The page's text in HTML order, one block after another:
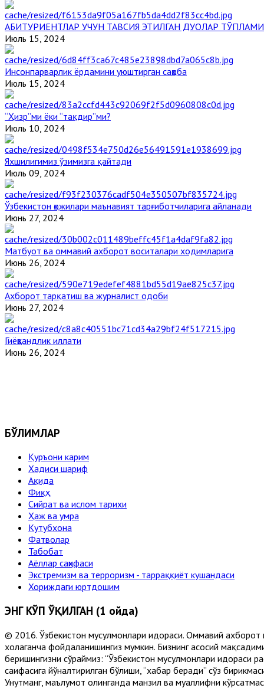
АБИТУРИЕНТЛАР УЧУН ТАВСИЯ ЭТИЛГАН ДУОЛАР ТЎПЛАМИ
Июль 15, 2024
Инсонпарварлик ёрдамини уюштирган саҳоба
Июль 15, 2024
“Ҳизр”ми ёки “тақдир”ми?
Июль 10, 2024
Яхшилигимиз ўзимизга қайтади
Июль 09, 2024
Ўзбекистон ҳожилари маънавият тарғиботчиларига айланади
Июнь 27, 2024
Матбуот ва оммавий ахборот воситалари ходимларига
Июнь 26, 2024
Ахборот тарқатиш ва журналист одоби
Июнь 27, 2024
Гиёҳвандлик иллати
Июнь 26, 2024
БЎЛИМЛАР
Қуръони карим
Ҳадиси шариф
Ақида
Фиқҳ
Сийрат ва ислом тарихи
Ҳаж ва умра
Кутубхона
Фатволар
Табобат
Аёллар саҳифаси
Экстремизм ва терроризм - тарраққиёт кушандаси
Хориждаги юртдошим
ЭНГ КЎП ЎҚИЛГАН (1 ойда)
© 2016. Ўзбекистон мусулмонлари идораси. Оммавий ахборот
хоҳлаганча фойдаланишингиз мумкин. Бизнинг асосий
беришингизни сўраймиз: “Ўзбекистон мусулмонлари идораси
саҳифасига йўналтирилган бўлиши, “хабар беради” сўз
Унутманг, маълумот олинганда манзил ва муаллифни